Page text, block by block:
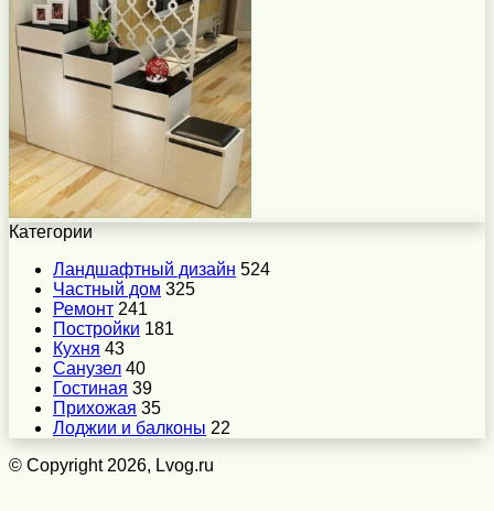
Категории
Ландшафтный дизайн 524
Частный дом 325
Ремонт 241
Постройки 181
Кухня 43
Санузел 40
Гостиная 39
Прихожая 35
Лоджии и балконы 22
© Copyright 2026, Lvog.ru